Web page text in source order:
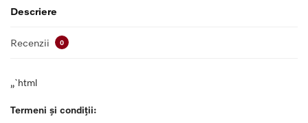
Descriere
Recenzii 0
„`html
Termeni și condiții: